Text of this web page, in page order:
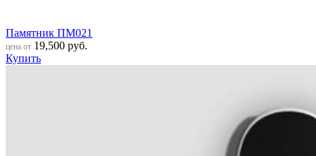
Памятник ПМ021
цена от 19,500 руб.
Купить